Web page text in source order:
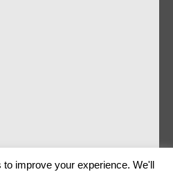
improve your experience. We'll